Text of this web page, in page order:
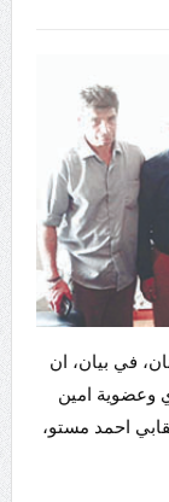
في بيان، ان
وعضوية امين
احمد مستو،